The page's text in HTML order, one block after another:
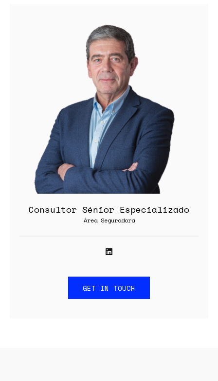
Consultor Sénior Especializado
Área Seguradora
GET IN TOUCH